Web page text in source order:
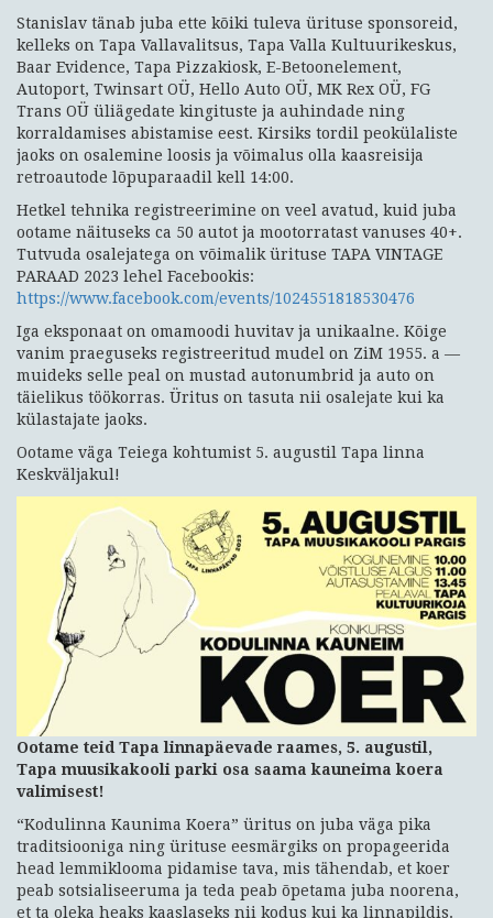
Stanislav tänab juba ette kõiki tuleva ürituse sponsoreid,
kelleks on Tapa Vallavalitsus, Tapa Valla Kultuurikeskus,
Baar Evidence, Tapa Pizzakiosk, E-Betoonelement,
Autoport, Twinsart OÜ, Hello Auto OÜ, MK Rex OÜ, FG
Trans OÜ üliägedate kingituste ja auhindade ning
korraldamises abistamise eest. Kirsiks tordil peokülaliste
jaoks on osalemine loosis ja võimalus olla kaasreisija
retroautode lõpuparaadil kell 14:00.
Hetkel tehnika registreerimine on veel avatud, kuid juba
ootame näituseks ca 50 autot ja mootorratast vanuses 40+.
Tutvuda osalejatega on võimalik ürituse TAPA VINTAGE
PARAAD 2023 lehel Facebookis:
https://www.facebook.com/events/1024551818530476
Iga eksponaat on omamoodi huvitav ja unikaalne. Kõige
vanim praeguseks registreeritud mudel on ZiM 1955. a —
muideks selle peal on mustad autonumbrid ja auto on
täielikus töökorras. Üritus on tasuta nii osalejate kui ka
külastajate jaoks.
Ootame väga Teiega kohtumist 5. augustil Tapa linna
Keskväljakul!
Ootame teid Tapa linnapäevade raames, 5. augustil,
Tapa muusikakooli parki osa saama kauneima koera
valimisest!
“Kodulinna Kaunima Koera” üritus on juba väga pika
traditsiooniga ning ürituse eesmärgiks on propageerida
head lemmiklooma pidamise tava, mis tähendab, et koer
peab sotsialiseeruma ja teda peab õpetama juba noorena,
et ta oleka heaks kaaslaseks nii kodus kui ka linnapildis.